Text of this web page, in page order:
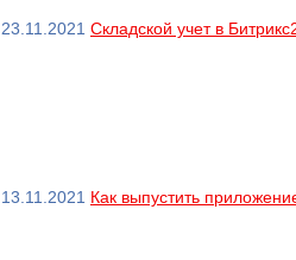
23.11.2021 Складской учет в
13.11.2021 Как выпустить